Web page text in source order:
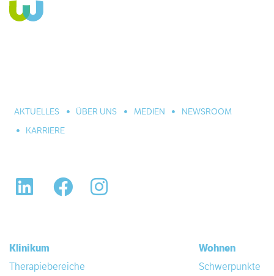
AKTUELLES ÜBER UNS MEDIEN
NEWSROOM
KARRIERE
LinkedIn Facebook
Klinikum
Therapiebereiche
Wohnen
Schwerpunkte